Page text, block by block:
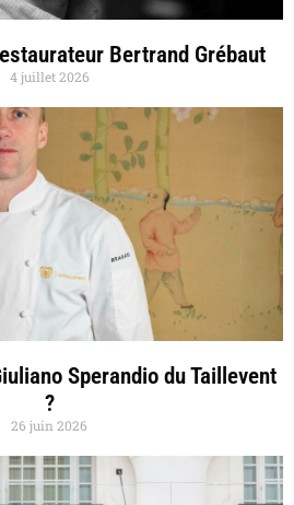
Bertrand Grébaut
4 juillet 2026
Sperandio du Taillevent
?
26 juin 2026